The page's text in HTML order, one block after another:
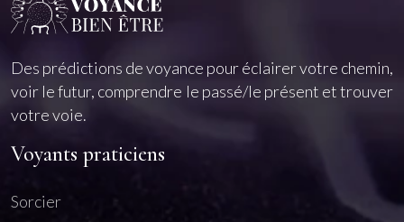
Des prédictions de voyance pour éclairer votre chemin,
voir le futur, comprendre le passé/le présent et trouver
votre voie.
Voyants praticiens
Sorcier